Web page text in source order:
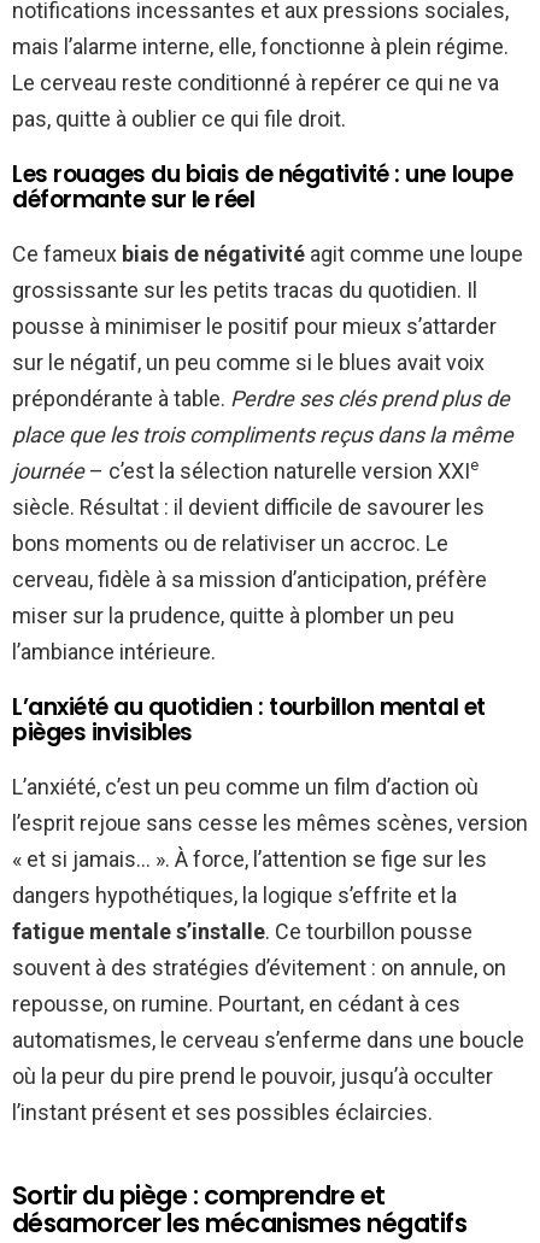
notifications incessantes et aux pressions sociales,
mais l’alarme interne, elle, fonctionne à plein régime.
Le cerveau reste conditionné à repérer ce qui ne va
pas, quitte à oublier ce qui file droit.
Les rouages du biais de négativité : une loupe
déformante sur le réel
Ce fameux biais de négativité agit comme une loupe
grossissante sur les petits tracas du quotidien. Il
pousse à minimiser le positif pour mieux s’attarder
sur le négatif, un peu comme si le blues avait voix
prépondérante à table. Perdre ses clés prend plus de
place que les trois compliments reçus dans la même
journée– c’est la sélection naturelle version XXIe
siècle. Résultat : il devient difficile de savourer les
bons moments ou de relativiser un accroc. Le
cerveau, fidèle à sa mission d’anticipation, préfère
miser sur la prudence, quitte à plomber un peu
l’ambiance intérieure.
L’anxiété au quotidien : tourbillon mental et
pièges invisibles
L’anxiété, c’est un peu comme un film d’action où
l’esprit rejoue sans cesse les mêmes scènes, version
« et si jamais… ». À force, l’attention se fige sur les
dangers hypothétiques, la logique s’effrite et la
fatigue mentale s’installe. Ce tourbillon pousse
souvent à des stratégies d’évitement : on annule, on
repousse, on rumine. Pourtant, en cédant à ces
automatismes, le cerveau s’enferme dans une boucle
où la peur du pire prend le pouvoir, jusqu’à occulter
l’instant présent et ses possibles éclaircies.
Sortir du piège : comprendre et
désamorcer les mécanismes négatifs